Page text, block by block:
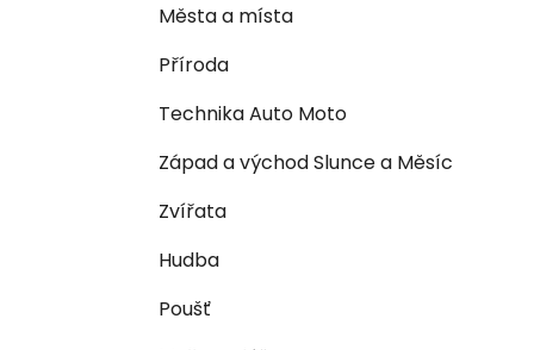
Města a místa
Příroda
Technika Auto Moto
Západ a východ Slunce a Měsíc
Zvířata
Hudba
Poušť